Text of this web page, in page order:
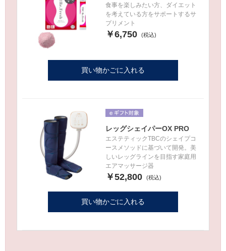
食事を楽しみたい方、ダイエット
を考えている方をサポートするサ
プリメント
￥6,750
買い物かごに入れる
レッグシェイパーOX PRO
エステティックTBCのシェイプコ
ースメソッドに基づいて開発。美
しいレッグラインを目指す家庭用
エアマッサージ器
￥52,800
買い物かごに入れる